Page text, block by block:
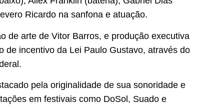
Ricardo na sanfona e atuação.
de arte de Vitor Barros, e produção executiva
de incentivo da Lei Paulo Gustavo, através do
pela originalidade de sua sonoridade e
em festivais como DoSol, Suado e